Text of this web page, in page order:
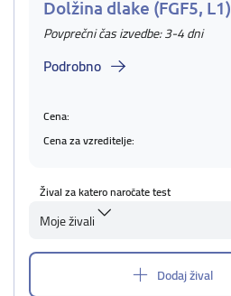
Dolžina dlake (FGF5, L1)
Povprečni čas izvedbe: 3-4 dni
Podrobno
Cena:
Cena za vzreditelje:
Žival za katero naročate test
Moje živali
Dodaj žival